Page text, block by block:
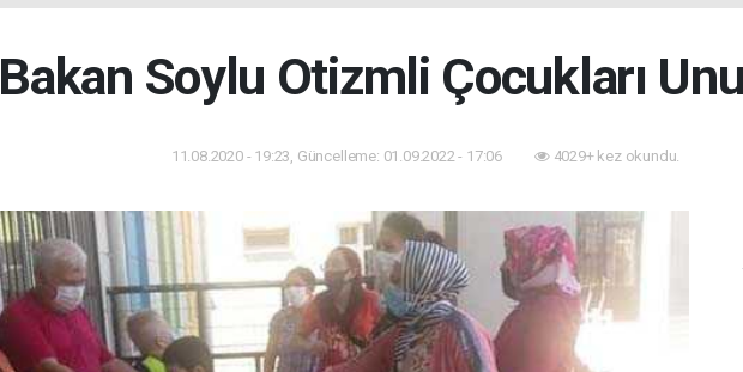
Bakan Soylu Otizmli Çocukları
11.08.2020 - 19:23, Güncelleme: 01.09.2022 - 17:06 4029+ kez okundu.